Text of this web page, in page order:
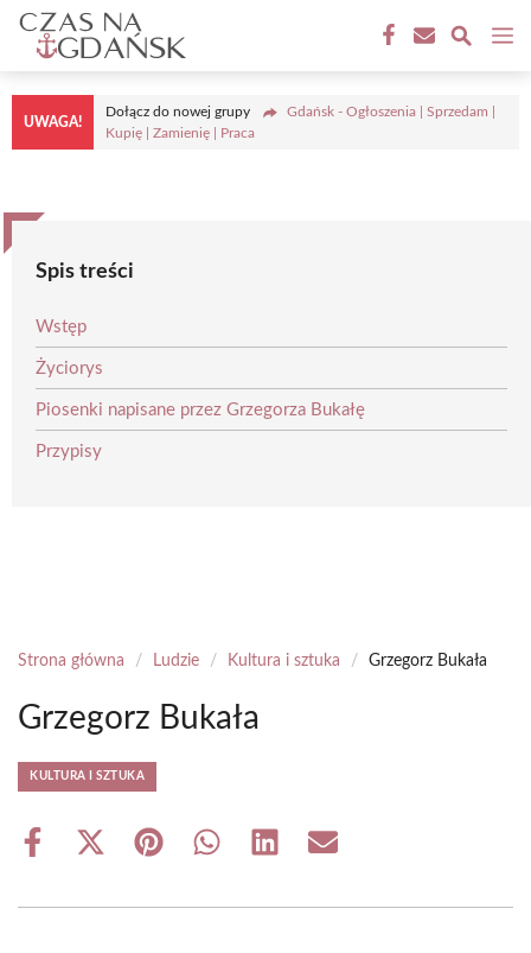
Przejdź
treści
UWAGA!
Dołącz do nowej grupy
Gdańsk - Ogłoszenia | Sprzedam |
Kupię | Zamienię | Praca
Spis treści
Wstęp
Życiorys
Piosenki napisane przez Grzegorza Bukałę
Przypisy
Strona główna / Ludzie / Kultura i sztuka / Grzegorz Bukała
Grzegorz Bukała
KULTURA I SZTUKA
Share
Share
(Twitter)
Share Share Share Share